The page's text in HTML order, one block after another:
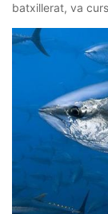
batxillerat, va